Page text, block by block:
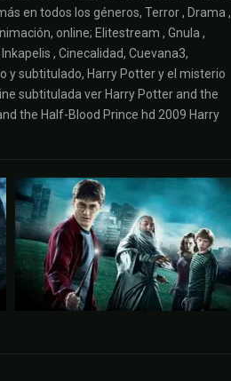
en todos los géneros, Terror , Drama ,
online; Elitestream , Gnula ,
, Cinecalidad, Cuevana3,
y subtitulado, Harry Potter y el misterio
subtitulada ver Harry Potter and the
the Half-Blood Prince hd 2009 Harry